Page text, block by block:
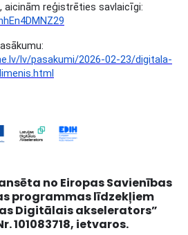
reģistrēties savlaicīgi:
lv/pasakumi/2026-02-23/digitala-
no Eiropas Savienības
programmas līdzekļiem
Digitālais akselerators”
101083718, ietvaros.